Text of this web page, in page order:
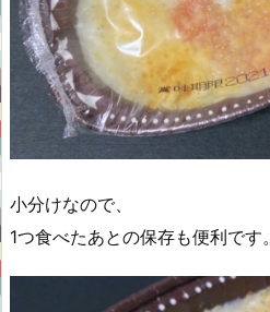
小分けなので、
1つ食べたあとの保存も便利です。